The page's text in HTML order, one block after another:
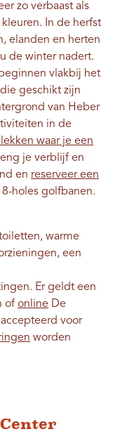
zo verbaast als
In de herfst
elanden en herten
de winter nadert.
vlakbij het
geschikt zijn
van Heber
in de
waar je een
je verblijf en
en reserveer een
holes golfbanen.
warme
een
Er geldt een
of online De
voor
worden